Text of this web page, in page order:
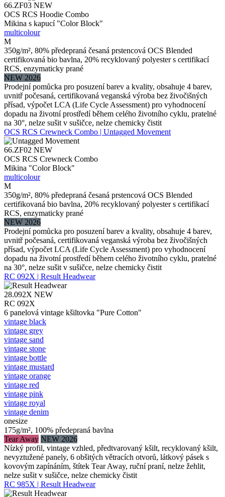
66.ZF03 NEW
OCS RCS Hoodie Combo
Mikina s kapucí "Color Block"
multicolour
M
350g/m², 80% předepraná česaná prstencová OCS Blended
certifikovaná bio bavlna, 20% recyklovaný polyester s certifikací
RCS, enzymaticky prané
NEW 2026
Prodejní pomůcka pro posuzení barev a kvality, obsahuje 4 barev,
uvnitř počesaná, certifikovaná veganská výroba bez živočišných
přísad, výpočet LCA (Life Cycle Assessment) pro vyhodnocení
dopadu na životní prostředí během celého životního cyklu, pratelné
na 30°, nelze sušit v sušičce, nelze chemicky čistit
OCS RCS Crewneck Combo | Untagged Movement
66.ZF02 NEW
OCS RCS Crewneck Combo
Mikina "Color Block"
multicolour
M
350g/m², 80% předepraná česaná prstencová OCS Blended
certifikovaná bio bavlna, 20% recyklovaný polyester s certifikací
RCS, enzymaticky prané
NEW 2026
Prodejní pomůcka pro posuzení barev a kvality, obsahuje 4 barev,
uvnitř počesaná, certifikovaná veganská výroba bez živočišných
přísad, výpočet LCA (Life Cycle Assessment) pro vyhodnocení
dopadu na životní prostředí během celého životního cyklu, pratelné
na 30°, nelze sušit v sušičce, nelze chemicky čistit
RC 092X | Result Headwear
28.092X NEW
RC 092X
6 panelová vintage kšiltovka "Pure Cotton"
vintage black
vintage grey
vintage sand
vintage stone
vintage bottle
vintage mustard
vintage orange
vintage red
vintage pink
vintage royal
vintage denim
onesize
175g/m², 100% předepraná bavlna
Tear Away NEW 2026
Nízký profil, vintage vzhled, předtvarovaný kšilt, recyklovaný kšilt,
nevyztužené panely, 6 obšitých větracích otvorů, látkový pásek s
kovovým zapínáním, štítek Tear Away, ruční praní, nelze žehlit,
nelze sušit v sušičce, nelze chemicky čistit
RC 985X | Result Headwear